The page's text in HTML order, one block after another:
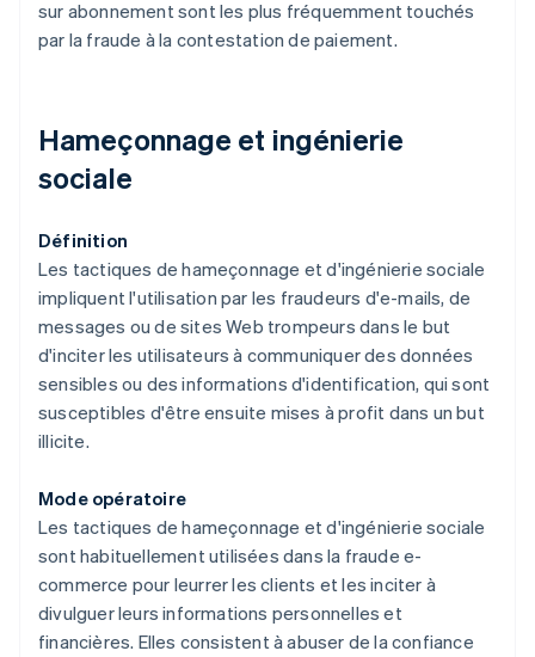
sur abonnement sont les plus fréquemment touchés
par la fraude à la contestation de paiement.
Hameçonnage et ingénierie
sociale
Définition
Les tactiques de hameçonnage et d'ingénierie sociale
impliquent l'utilisation par les fraudeurs d'e-mails, de
messages ou de sites Web trompeurs dans le but
d'inciter les utilisateurs à communiquer des données
sensibles ou des informations d'identification, qui sont
susceptibles d'être ensuite mises à profit dans un but
illicite.
Mode opératoire
Les tactiques de hameçonnage et d'ingénierie sociale
sont habituellement utilisées dans la fraude e-
commerce pour leurrer les clients et les inciter à
divulguer leurs informations personnelles et
financières. Elles consistent à abuser de la confiance